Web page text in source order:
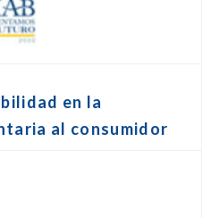
en la
al consumidor